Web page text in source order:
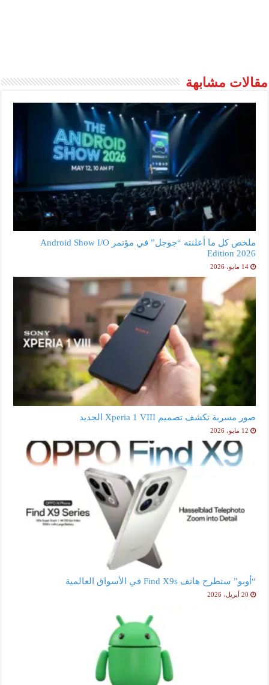
مقالات مشابهة
ملخص كل ما أعلنته “جوجل” في مؤتمر Android Show I/O
Edition 2026
14 مايو، 2026
صور مسربة تكشف تصميم Xperia 1 VIII الجديد
12 مايو، 2026
“أوبو” ستطرح هاتف Find X9s في الأسواق العالمية
20 أبريل، 2026